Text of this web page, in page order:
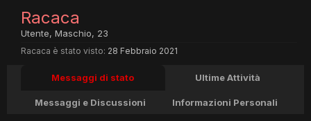
Racaca
Utente, Maschio, 23
Racaca è stato visto: 28 Febbraio 2021
Messaggi di stato Ultime Attività
Messaggi e Discussioni Informazioni Personali